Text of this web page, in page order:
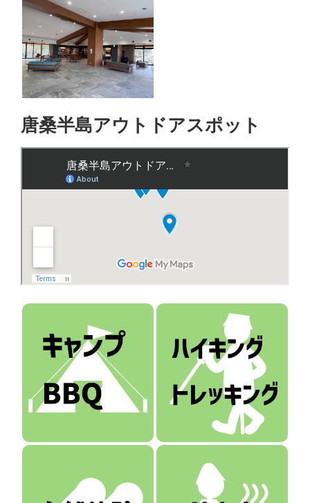
唐桑半島アウトドアスポット